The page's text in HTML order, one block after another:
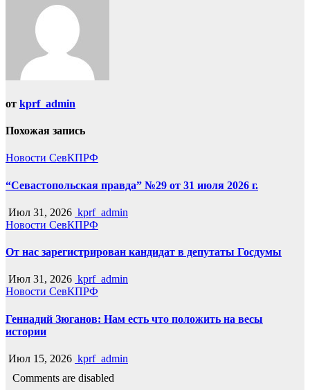
от kprf_admin
Похожая запись
Новости СевКПРФ
“Севастопольская правда” №29 от 31 июля 2026 г.
Июл 31, 2026 kprf_admin
Новости СевКПРФ
От нас зарегистрирован кандидат в депутаты Госдумы
Июл 31, 2026 kprf_admin
Новости СевКПРФ
Геннадий Зюганов: Нам есть что положить на весы
истории
Июл 15, 2026 kprf_admin
Comments are disabled